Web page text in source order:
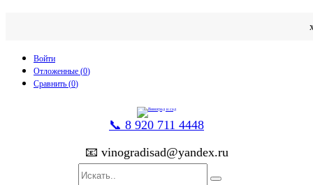
Войти
Отложенные (0)
Сравнить (0)
📞 8 920 711 4448
📧 vinogradisad@yandex.ru